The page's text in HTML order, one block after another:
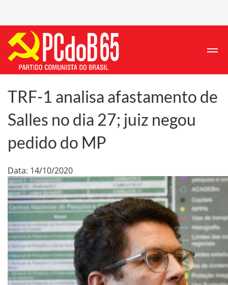
TRF-1 analisa afastamento de
Salles no dia 27; juiz negou
pedido do MP
Data: 14/10/2020